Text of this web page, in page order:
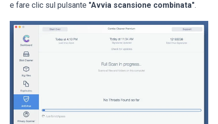
e fare clic sul pulsante "Avvia scansione combinata".